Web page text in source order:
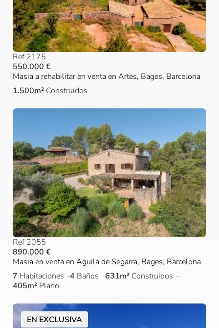
Ref 2175
550.000 €
Masia a rehabilitar en venta en Artes, Bages, Barcelona
1.500m² Construidos
Ref 2055
890.000 €
Masia en venta en Aguila de Segarra, Bages, Barcelona
7 Habitaciones 4 Baños 631m² Construidos
405m² Plano
EN EXCLUSIVA